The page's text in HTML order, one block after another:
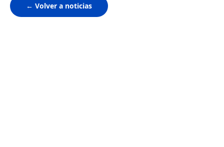
← Volver a noticias